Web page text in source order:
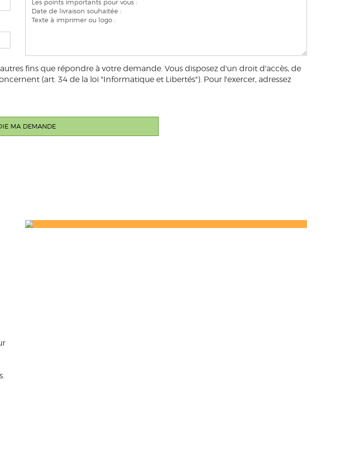
fins que répondre à votre demande. Vous disposez d'un droit d'accès, de
(art. 34 de la loi "Informatique et Libertés"). Pour l'exercer, adressez